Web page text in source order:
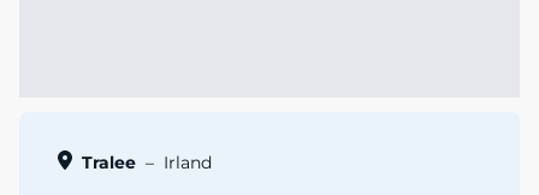
Tralee – Irland